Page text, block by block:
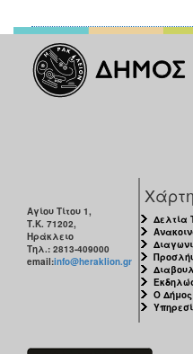
Αγίου Τίτου 1,
Τ.Κ. 71202,
Ηράκλειο
Τηλ.: 2813-409000
email:info@heraklion.gr
Δελτία
Ο Δήμος